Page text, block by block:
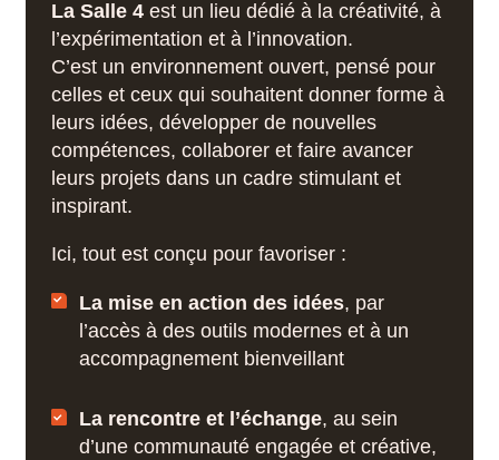
La Salle 4est un lieu dédié à la créativité, à
l’expérimentation et à l’innovation.
C’est un environnement ouvert, pensé pour
celles et ceux qui souhaitent donner forme à
leurs idées, développer de nouvelles
compétences, collaborer et faire avancer
leurs projets dans un cadre stimulant et
inspirant.
Ici, tout est conçu pour favoriser :
La mise en action des idées, par
l’accès à des outils modernes et à un
accompagnement bienveillant
La rencontre et l’échange, au sein
d’une communauté engagée et créative,